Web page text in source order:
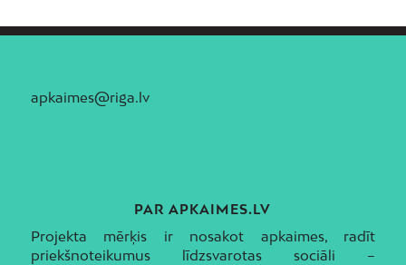
apkaimes@riga.lv
PAR APKAIMES.LV
Projekta mērķis ir nosakot apkaimes, radīt
priekšnoteikumus līdzsvarotas sociāli –